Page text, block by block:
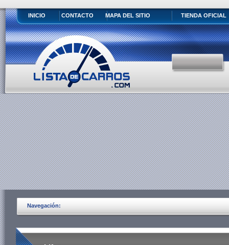
INICIO CONTACTO MAPA DEL SITIO TIENDA OFICIAL
Navegación: